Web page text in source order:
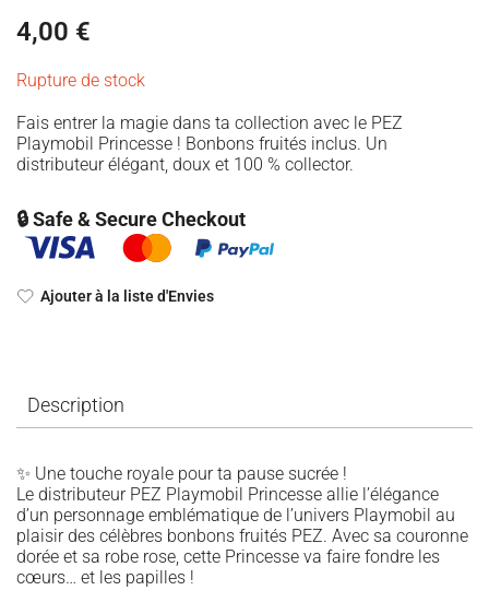
4,00 €
Rupture de stock
Fais entrer la magie dans ta collection avec le PEZ
Playmobil Princesse ! Bonbons fruités inclus. Un
distributeur élégant, doux et 100 % collector.
🔒 Safe & Secure Checkout
Ajouter à la liste d'Envies
Description
✨ Une touche royale pour ta pause sucrée !
Le distributeur PEZ Playmobil Princesse allie l’élégance
d’un personnage emblématique de l’univers Playmobil au
plaisir des célèbres bonbons fruités PEZ. Avec sa couronne
dorée et sa robe rose, cette Princesse va faire fondre les
cœurs… et les papilles !